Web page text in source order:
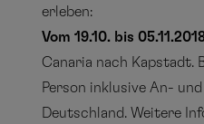
erleben:
Vom 19.10. bis
Canaria nach Kapstadt.
Person inklusive An-
Deutschland. Weitere